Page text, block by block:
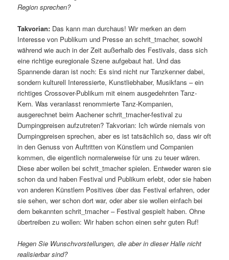
Region sprechen?
Takvorian: Das kann man durchaus! Wir merken an dem
Interesse von Publikum und Presse an schrit_tmacher, sowohl
während wie auch in der Zeit außerhalb des Festivals, dass sich
eine richtige euregionale Szene aufgebaut hat. Und das
Spannende daran ist noch: Es sind nicht nur Tanzkenner dabei,
sondern kulturell Interessierte, Kunstliebhaber, Musikfans – ein
richtiges Crossover-Publikum mit einem ausgedehnten Tanz-
Kern. Was veranlasst renommierte Tanz-Kompanien,
ausgerechnet beim Aachener schrit_tmacher-festival zu
Dumpingpreisen aufzutreten? Takvorian: Ich würde niemals von
Dumpingpreisen sprechen, aber es ist tatsächlich so, dass wir oft
in den Genuss von Auftritten von Künstlern und Companien
kommen, die eigentlich normalerweise für uns zu teuer wären.
Diese aber wollen bei schrit_tmacher spielen. Entweder waren sie
schon da und haben Festival und Publikum erlebt, oder sie haben
von anderen Künstlern Positives über das Festival erfahren, oder
sie sehen, wer schon dort war, oder aber sie wollen einfach bei
dem bekannten schrit_tmacher – Festival gespielt haben. Ohne
übertreiben zu wollen: Wir haben schon einen sehr guten Ruf!
Hegen Sie Wunschvorstellungen, die aber in dieser Halle nicht
realisierbar sind?